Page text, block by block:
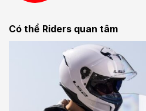
Có thể Riders quan tâm